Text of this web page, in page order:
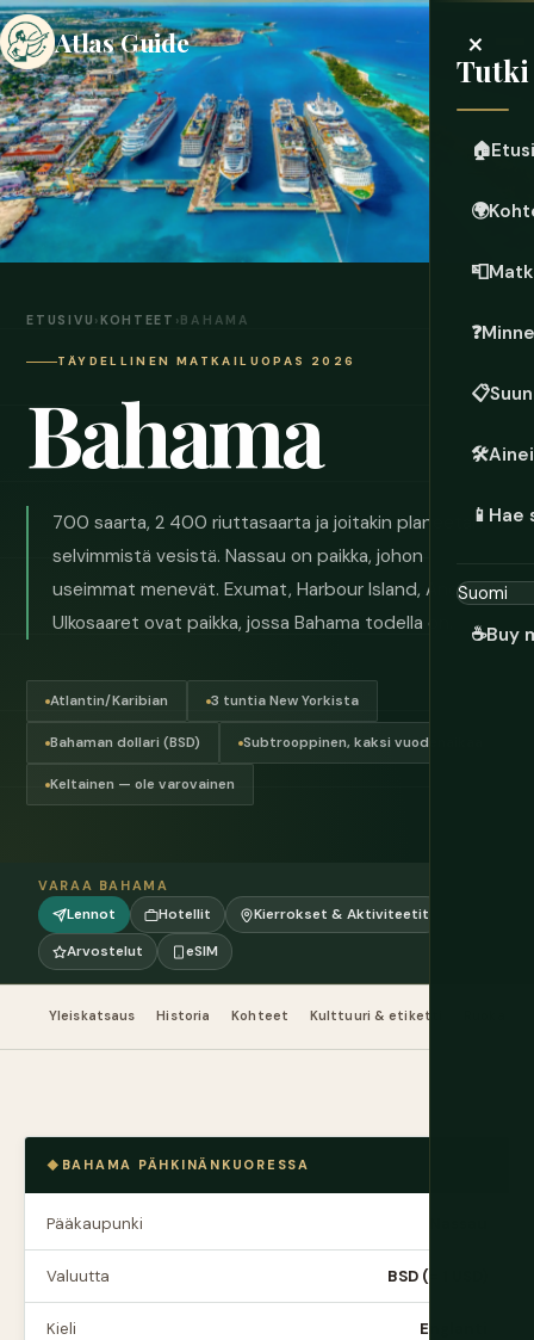
Atlas Guide ×
Tutki
🏠
🌍
📮
❓
📋
🛠️
📱 Hae
☕Buy
ETUSIVU ›KOHTEET ›BAHAMA
TÄYDELLINEN MATKAILUOPAS 2026
Bahama
700 saarta, 2 400 riuttasaarta ja joitakin planeetan
selvimmistä vesistä. Nassau on paikka, johon
useimmat menevät. Exumat, Harbour Island, Andros ja
Ulkosaaret ovat paikka, jossa Bahama todella on.
Atlantin/Karibian 3 tuntia New Yorkista
Bahaman dollari (BSD) Subtrooppinen, kaksi vuodenaikaa
Keltainen — ole varovainen
VARAA BAHAMA
Lennot Hotellit
Kierrokset & Aktiviteetit
Arvostelut
eSIM
Yleiskatsaus Historia Kohteet Kulttuuri & etiketti
BAHAMA PÄHKINÄNKUORESSA
Pääkaupunki
Valuutta BSD (= 1 USD)
Kieli Englanti